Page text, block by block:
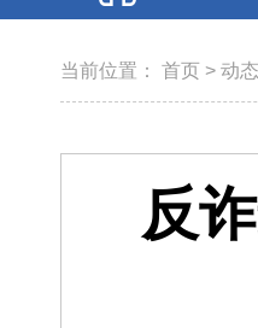
当前位置： 首页 > 动
反